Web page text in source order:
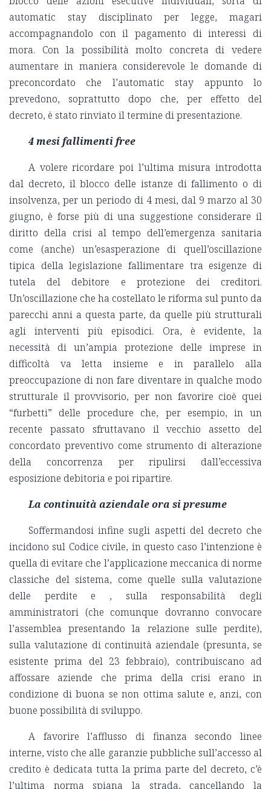
automatic stay disciplinato per legge, magari
accompagnandolo con il pagamento di interessi di
mora. Con la possibilità molto concreta di vedere
aumentare in maniera considerevole le domande di
preconcordato che l’automatic stay appunto lo
prevedono, soprattutto dopo che, per effetto del
decreto, è stato rinviato il termine di presentazione.
4 mesi fallimenti free
A volere ricordare poi l’ultima misura introdotta
dal decreto, il blocco delle istanze di fallimento o di
insolvenza, per un periodo di 4 mesi, dal 9 marzo al 30
giugno, è forse più di una suggestione considerare il
diritto della crisi al tempo dell’emergenza sanitaria
come (anche) un’esasperazione di quell’oscillazione
tipica della legislazione fallimentare tra esigenze di
tutela del debitore e protezione dei creditori.
Un’oscillazione che ha costellato le riforma sul punto da
parecchi anni a questa parte, da quelle più strutturali
agli interventi più episodici. Ora, è evidente, la
necessità di un’ampia protezione delle imprese in
difficoltà va letta insieme e in parallelo alla
preoccupazione di non fare diventare in qualche modo
strutturale il provvisorio, per non favorire cioè quei
“furbetti” delle procedure che, per esempio, in un
recente passato sfruttavano il vecchio assetto del
concordato preventivo come strumento di alterazione
della concorrenza per ripulirsi dall’eccessiva
esposizione debitoria e poi ripartire.
La continuità aziendale ora si presume
Soffermandosi infine sugli aspetti del decreto che
incidono sul Codice civile, in questo caso l’intenzione è
quella di evitare che l’applicazione meccanica di norme
classiche del sistema, come quelle sulla valutazione
delle perdite e , sulla responsabilità degli
amministratori (che comunque dovranno convocare
l’assemblea presentando la relazione sulle perdite),
sulla valutazione di continuità aziendale (presunta, se
esistente prima del 23 febbraio), contribuiscano ad
affossare aziende che prima della crisi erano in
condizione di buona se non ottima salute e, anzi, con
buone possibilità di sviluppo.
A favorire l’afflusso di finanza secondo linee
interne, visto che alle garanzie pubbliche sull’accesso al
credito è dedicata tutta la prima parte del decreto, c’è
l’ultima norma spiana la strada, cancellando la